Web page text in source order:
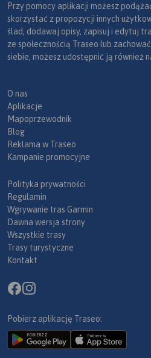
Przy pomocy aplikacji możesz
skorzystać z propozycji innych
ślad, dodawaj opisy, zapisuj i edytuj
ze społecznością Traseo lub
siebie, możesz udostępnić ją również
O nas
Aplikacje
Mapoprzewodnik
Blog
Reklama w Traseo
Kampanie promocyjne
Polityka prywatności
Regulamin
Wgrywanie tras Garmin
Dawna wersja strony
Wszystkie trasy
Trasy turystyczne
Kontakt
Pobierz aplikację Traseo: